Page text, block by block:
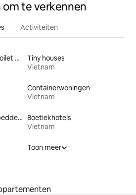
te verkennen
Activiteiten
Accommodaties met toilet op toegankelijke hoogte
Tiny houses
Vietnam
Containerwoningen
Vietnam
Accommodaties met bedden op toegankelijke hoogte Boetiekhotels
Vietnam
Toon meer